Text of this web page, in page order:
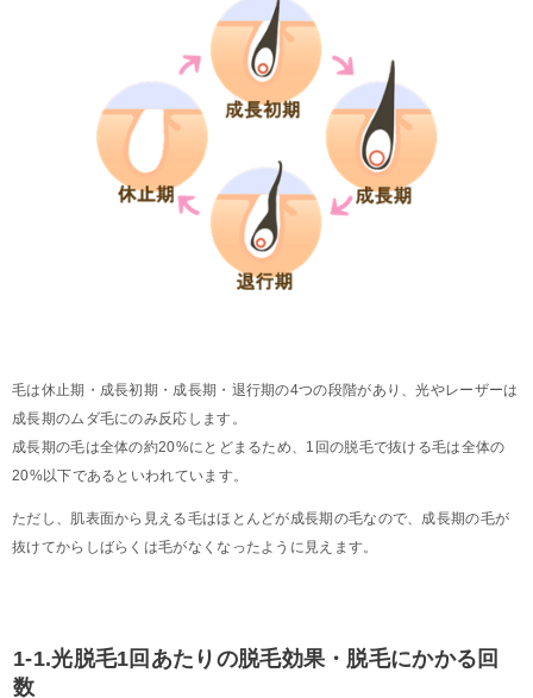
毛は休止期・成長初期・成長期・退行期の4つの段階があり、光やレーザーは
成長期のムダ毛にのみ反応します。
成長期の毛は全体の約20%にとどまるため、1回の脱毛で抜ける毛は全体の
20%以下であるといわれています。
ただし、肌表面から見える毛はほとんどが成長期の毛なので、成長期の毛が
抜けてからしばらくは毛がなくなったように見えます。
1-1.光脱毛1回あたりの脱毛効果・脱毛にかかる回
数